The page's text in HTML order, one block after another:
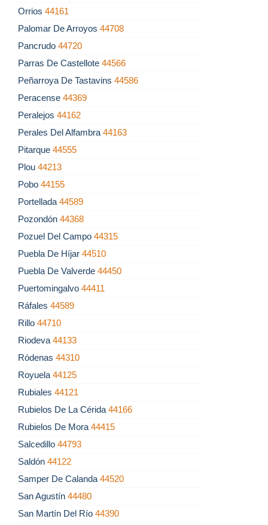
Orrios 44161
Palomar De Arroyos 44708
Pancrudo 44720
Parras De Castellote 44566
Peñarroya De Tastavins 44586
Peracense 44369
Peralejos 44162
Perales Del Alfambra 44163
Pitarque 44555
Plou 44213
Pobo 44155
Portellada 44589
Pozondón 44368
Pozuel Del Campo 44315
Puebla De Híjar 44510
Puebla De Valverde 44450
Puertomingalvo 44411
Ráfales 44589
Rillo 44710
Riodeva 44133
Ródenas 44310
Royuela 44125
Rubiales 44121
Rubielos De La Cérida 44166
Rubielos De Mora 44415
Salcedillo 44793
Saldón 44122
Samper De Calanda 44520
San Agustín 44480
San Martín Del Río 44390